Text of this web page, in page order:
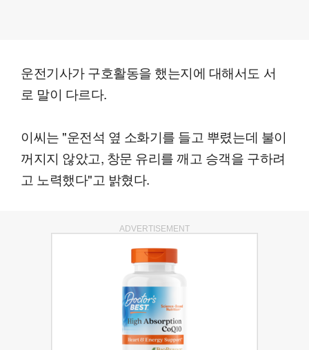
운전기사가 구호활동을 했는지에 대해서도 서
로 말이 다르다.
이씨는 "운전석 옆 소화기를 들고 뿌렸는데 불이
꺼지지 않았고, 창문 유리를 깨고 승객을 구하려
고 노력했다"고 밝혔다.
ADVERTISEMENT